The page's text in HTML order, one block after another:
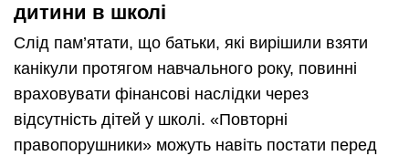
дитини в школі
Слід пам’ятати, що батьки, які вирішили взяти
канікули протягом навчального року, повинні
враховувати фінансові наслідки через
відсутність дітей у школі. «Повторні
правопорушники» можуть навіть постати перед